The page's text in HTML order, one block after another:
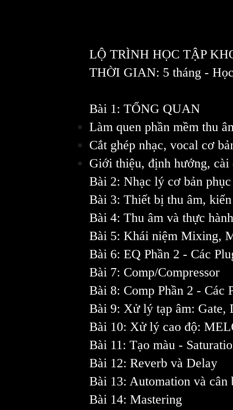
LỘ TRÌNH HỌC TẬP
THỜI GIAN: 5 tháng -
Bài 1: TỔNG QUAN
Làm quen phần mềm thu
Cắt ghép nhạc, vocal cơ
Giới thiệu, định hướng, cài
Bài 2: Nhạc lý cơ bản
Bài 3: Thiết bị thu âm,
Bài 4: Thu âm và thực
Bài 5: Khái niệm Mixing,
Bài 6: EQ Phần 2 - Các
Bài 7: Comp/Compressor
Bài 8: Comp Phần 2 - Các
Bài 9: Xử lý tạp âm: Gate,
Bài 10: Xử lý cao độ:
Bài 11: Tạo màu -
Bài 12: Reverb và Delay
Bài 13: Automation và cân
Bài 14: Mastering